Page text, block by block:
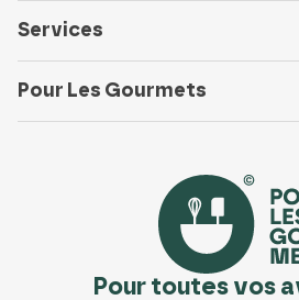
Services
Pour Les Gourmets
Pour toutes vos